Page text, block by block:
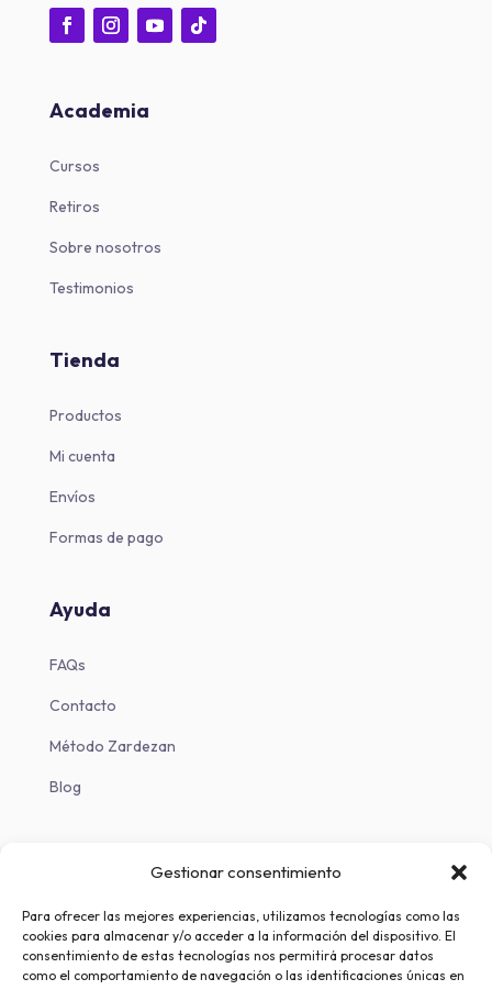
Gestionar consentimiento
Para ofrecer las mejores experiencias, utilizamos tecnologías como las
cookies para almacenar y/o acceder a la información del dispositivo. El
consentimiento de estas tecnologías nos permitirá procesar datos
como el comportamiento de navegación o las identificaciones únicas en
Academia
Cursos
Retiros
Sobre nosotros
Testimonios
Tienda
Productos
Mi cuenta
Envíos
Formas de pago
Ayuda
FAQs
Contacto
Método Zardezan
Blog
Descargar en iOS
Descargar en Android